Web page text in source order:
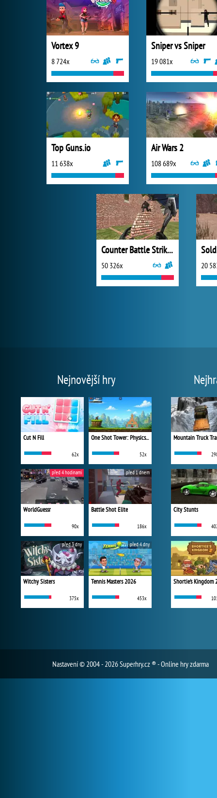
Vortex 9
8 724x
Sniper vs Sniper
19 081x
Top Guns.io
11 638x
Air Wars 2
108 689x
Counter Battle Strike SWAT
50 326x 20
Nejnovější hry
Cut N Fill
62x
One Shot Tower: Physics Destroyer
52x
WorldGuessr
90x
před 4 hodinami
Battle Shot Elite
186x
před 1 dnem
Witchy Sisters
375x
před 3 dny
Tennis Masters 2026
453x
před 4 dny
Mountain Truck
City Stunts
Shortie's Kingdom
Nastavení© 2004 - 2026 Superhry.cz ® - Online hry zdarma